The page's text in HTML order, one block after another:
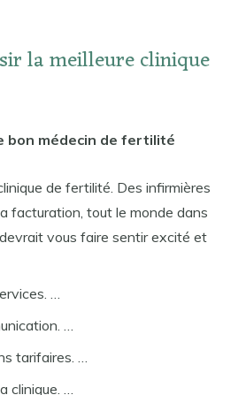
la meilleure clinique
bon médecin de fertilité
de fertilité. Des infirmières
facturation, tout le monde dans
vous faire sentir excité et
…
…
tarifaires. …
clinique. …